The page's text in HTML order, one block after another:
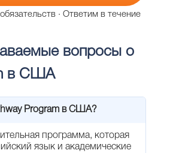
· Ответим в течение
вопросы о
в США
Program в США?
программа, которая
язык и академические